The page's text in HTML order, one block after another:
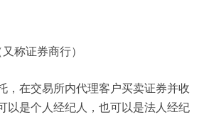
称证券商行）
，在交易所内代理客户买卖证券并收
以是个人经纪人，也可以是法人经纪